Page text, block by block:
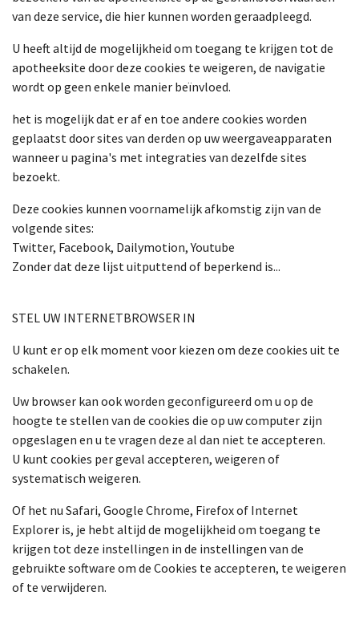
van deze service, die hier kunnen worden geraadpleegd.
U heeft altijd de mogelijkheid om toegang te krijgen tot de
apotheeksite door deze cookies te weigeren, de navigatie
wordt op geen enkele manier beïnvloed.
het is mogelijk dat er af en toe andere cookies worden
geplaatst door sites van derden op uw weergaveapparaten
wanneer u pagina's met integraties van dezelfde sites
bezoekt.
Deze cookies kunnen voornamelijk afkomstig zijn van de
volgende sites:
Twitter, Facebook, Dailymotion, Youtube
Zonder dat deze lijst uitputtend of beperkend is...
STEL UW INTERNETBROWSER IN
U kunt er op elk moment voor kiezen om deze cookies uit te
schakelen.
Uw browser kan ook worden geconfigureerd om u op de
hoogte te stellen van de cookies die op uw computer zijn
opgeslagen en u te vragen deze al dan niet te accepteren.
U kunt cookies per geval accepteren, weigeren of
systematisch weigeren.
Of het nu Safari, Google Chrome, Firefox of Internet
Explorer is, je hebt altijd de mogelijkheid om toegang te
krijgen tot deze instellingen in de instellingen van de
gebruikte software om de Cookies te accepteren, te weigeren
of te verwijderen.